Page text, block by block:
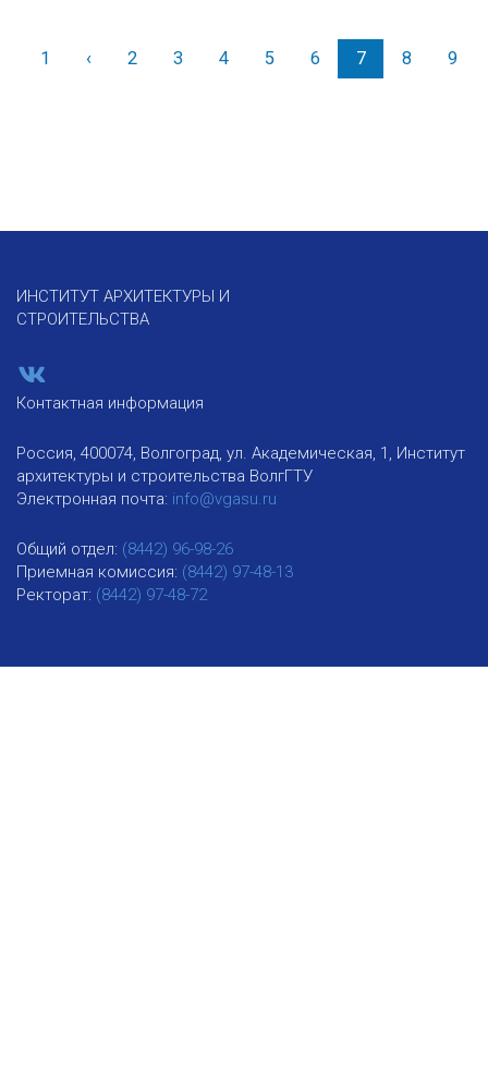
1 ‹Назад
2 3 4 5 6 7 8 9
ИНСТИТУТ АРХИТЕКТУРЫ И
СТРОИТЕЛЬСТВА
Контактная информация
Россия, 400074, Волгоград, ул. Академическая, 1, Институт
архитектуры и строительства ВолгГТУ
Электронная почта: info@vgasu.ru
Общий отдел: (8442) 96-98-26
Приемная комиссия: (8442) 97-48-13
Ректорат: (8442) 97-48-72